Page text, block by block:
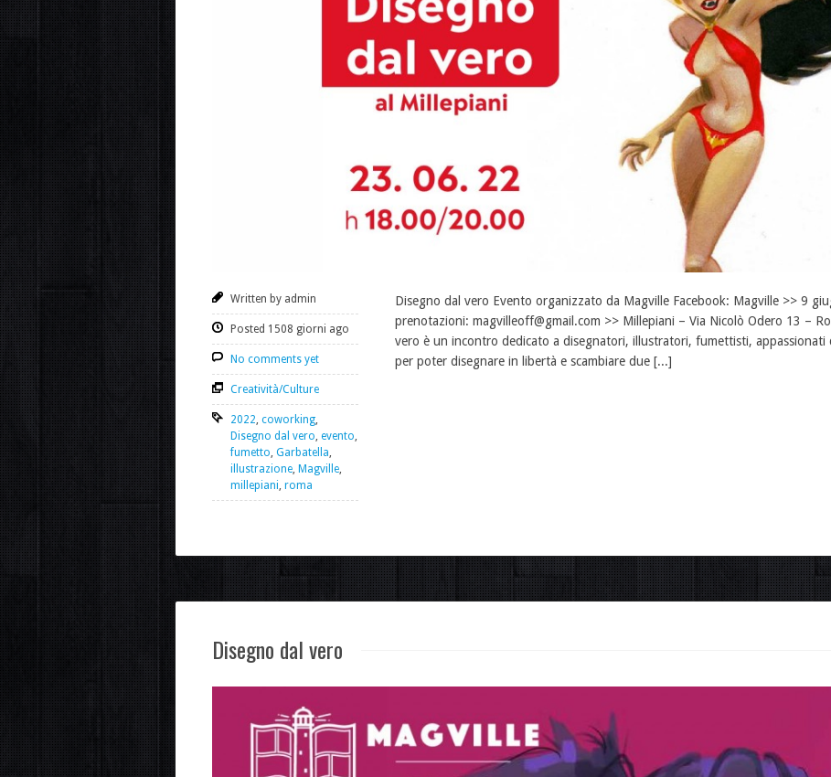
Written by admin
Posted 1508 giorni ago
No comments yet
Creatività/Culture
2022 coworking
Disegno dal vero evento
fumetto Garbatella
illustrazione Magville
millepiani roma
Disegno dal vero Evento organizzato da Magville Facebook: Magville >> 9
prenotazioni: magvilleoff@gmail.com >> Millepiani – Via Nicolò Odero 13 –
vero è un incontro dedicato a disegnatori, illustratori, fumettisti, appassionati
per poter disegnare in libertà e scambiare due [...]
Disegno dal vero